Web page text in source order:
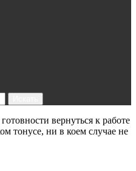
вернуться к работе
тонусе, ни в коем случае не